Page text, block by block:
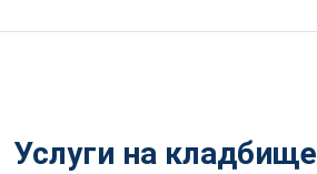
Услуги на кладбище